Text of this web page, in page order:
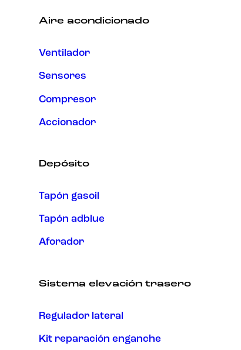
Aire acondicionado
Ventilador
Sensores
Compresor
Accionador
Depósito
Tapón gasoil
Tapón adblue
Aforador
Sistema elevación trasero
Regulador lateral
Kit reparación enganche